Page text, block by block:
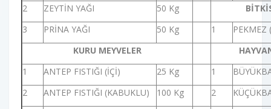
2
ZEYTİN YAĞI 50 Kg
3
PRİNA YAĞI 50 Kg 1
PEKMEZ
KURU MEYVELER
1
ANTEP FISTIĞI (İÇİ) 25 Kg 1
2
ANTEP FISTIĞI (KABUKLU) 100 Kg 2